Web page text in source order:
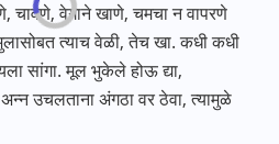
चावणे, वेगाने खाणे, चमचा न वापरणे
त्याच वेळी, तेच खा. कधी कधी
सांगा. मूल भुकेले होऊ द्या,
उचलताना अंगठा वर ठेवा, त्यामुळे